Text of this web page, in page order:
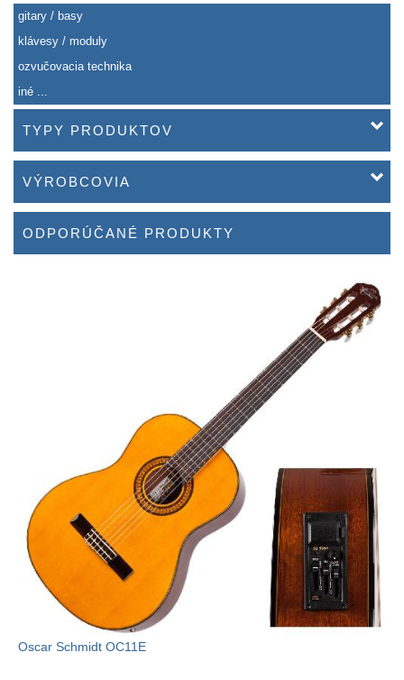
gitary / basy
klávesy / moduly
ozvučovacia technika
iné ...
TYPY PRODUKTOV
VÝROBCOVIA
ODPORÚČANÉ PRODUKTY
Oscar Schmidt OC11E